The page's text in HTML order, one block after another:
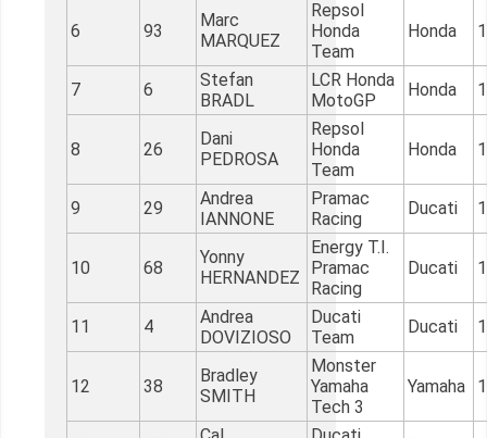
6 93
Marc
MARQUEZ
Repsol
Honda
Team
Honda
7 6
Stefan
BRADL
LCR Honda
MotoGP
Honda
8 26
Dani
PEDROSA
Repsol
Honda
Team
Honda
9 29
Andrea
IANNONE
Pramac
Racing
Ducati
10 68
Yonny
HERNANDEZ
Energy T.I.
Pramac
Racing
Ducati
11 4
Andrea
DOVIZIOSO
Ducati
Team
Ducati
12 38
Bradley
SMITH
Monster
Yamaha
Tech 3
Yamaha